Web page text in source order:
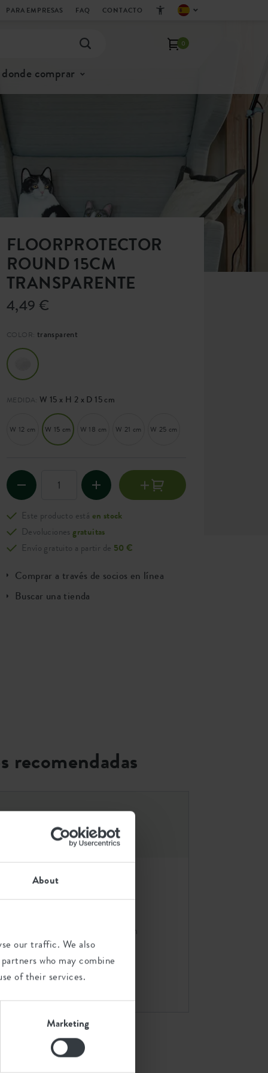
About
our traffic. We also
who may combine
of their services.
Marketing
PARA EMPRESAS FAQ CONTACTO
0
donde comprar
FLOORPROTECTOR
ROUND 15CM
TRANSPARENTE
4,49 €
COLOR: transparent
MEDIDA: W 15 x H 2 x D 15 cm
W 12 cm W 15 cm W 18 cm W 21 cm W 25 cm
Este producto está en stock
Devolucionesgratuitas
Envío gratuito a partir de 50 €
Comprar a través de socios en línea
Buscar una tienda
recomendadas
b.for soft round 16cm
anthracite
Agregar combinación